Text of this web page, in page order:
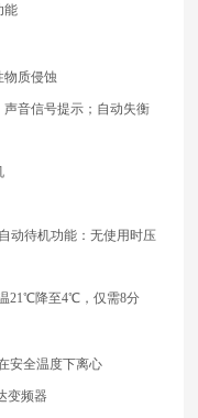
能
物质侵蚀
音信号提示；自动失衡
动待机功能：无使用时压
21℃降至4℃，仅需8分
安全温度下离心
变频器